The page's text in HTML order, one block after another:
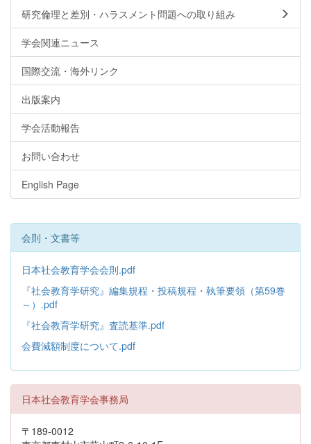
研究倫理と差別・ハラスメント問題への取り組み
学会関連ニュース
国際交流・海外リンク
出版案内
学会活動報告
お問い合わせ
English Page
会則・文書等
日本社会教育学会会則.pdf
『社会教育学研究』編集規程・投稿規程・執筆要領（第59巻
～）.pdf
『社会教育学研究』査読基準.pdf
会費減額制度について.pdf
日本社会教育学会事務局
〒189-0012